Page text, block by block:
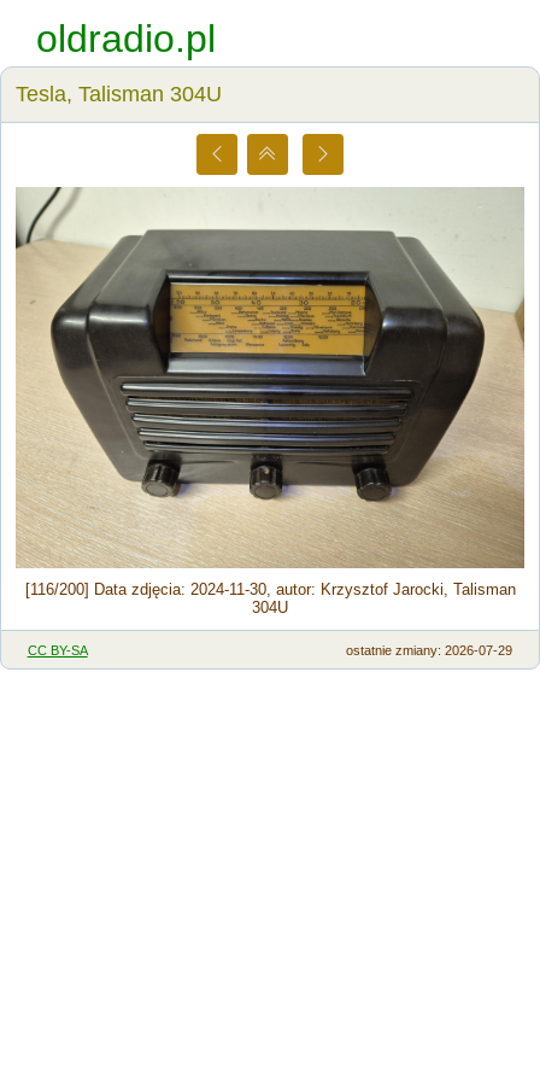
oldradio.pl
Tesla, Talisman 304U
[116/200] Data zdjęcia: 2024-11-30, autor: Krzysztof Jarocki, Talisman
304U
CC BY-SA ostatnie zmiany: 2026-07-29